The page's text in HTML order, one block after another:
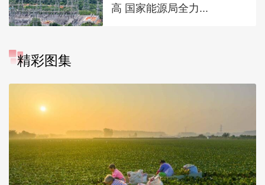
高 国家能源局全力...
精彩图集